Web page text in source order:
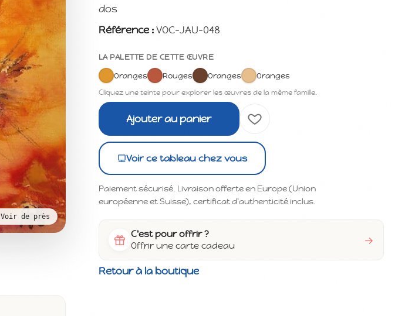
Voir de près
dos
Référence :VOC-JAU-048
LA PALETTE DE CETTE ŒUVRE
Oranges
Rouges Oranges Oranges
Cliquez une teinte pour explorer les œuvres de la même famille.
Ajouter au panier
Voir ce tableau chez vous
Paiement sécurisé. Livraison offerte en Europe (Union
européenne et Suisse), certificat d'authenticité inclus.
C'est pour offrir ?
Offrir une carte cadeau
→
Retour à la boutique